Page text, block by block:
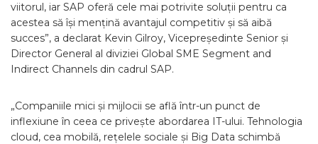
viitorul, iar SAP oferă cele mai potrivite soluții pentru ca
acestea să își mențină avantajul competitiv și să aibă
succes”, a declarat Kevin Gilroy, Vicepreședinte Senior și
Director General al diviziei Global SME Segment and
Indirect Channels din cadrul SAP.
„Companiile mici și mijlocii se află într-un punct de
inflexiune în ceea ce privește abordarea IT-ului. Tehnologia
cloud, cea mobilă, rețelele sociale și Big Data schimbă